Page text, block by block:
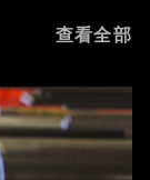
查看全部